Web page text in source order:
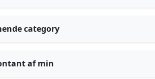
category
af min